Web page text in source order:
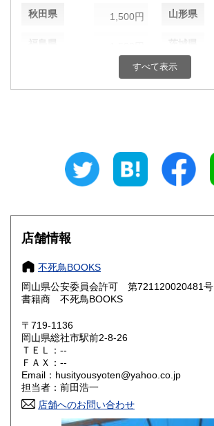
秋田県 1,500円 山形県
福島県 茨城県
1,300円 群馬県
1,300円 富山県
愛知県 1,200円 三重県
大阪府 1,100円
奈良県 1,100円 和歌山県
鳥取県 1,100円
すべて表示
店舗情報
不死鳥BOOKS
岡山県公安委員会許可 第721120020481号
書籍商 不死鳥BOOKS
〒719-1136
岡山県総社市駅前2-8-26
ＴＥＬ：--
ＦＡＸ：--
Email：husityousyoten@yahoo.co.jp
担当者：前田浩一
店舗へのお問い合わせ